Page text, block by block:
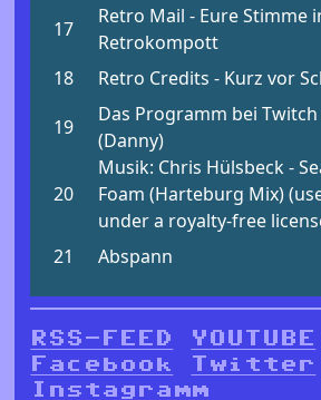
RSS-FEED YOUTUBE
Facebook
Twitter
Instagramm